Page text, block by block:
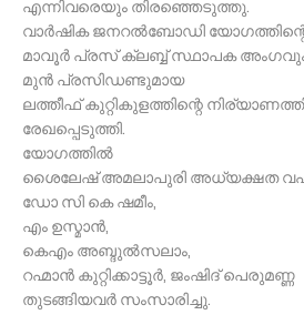
എന്നിവരെയും തിരഞ്ഞെടുത്തു.
വാർഷിക ജനറൽബോഡി യോഗത്തിന്റെ
മാവൂർ പ്രസ് ക്ലബ്ബ് സ്ഥാപക
മുൻ പ്രസിഡണ്ടുമായ
ലത്തീഫ് കുറ്റികുളത്തിന്റെ
രേഖപ്പെടുത്തി.
യോഗത്തിൽ
ശൈലേഷ് അമലാപുരി അധ്യക്ഷത
ഡോ സി കെ ഷമീം,
എം ഉസ്മാൻ,
കെഎം അബ്ദുൽസലാം,
റഹ്മാൻ കുറ്റിക്കാട്ടൂർ, ജംഷിദ് പെരുമണ്ണ
തുടങ്ങിയവർ സംസാരിച്ചു.